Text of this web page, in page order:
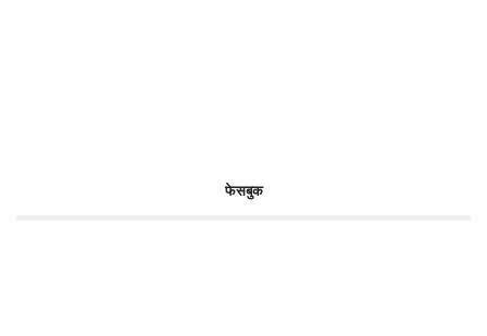
फेसबुक